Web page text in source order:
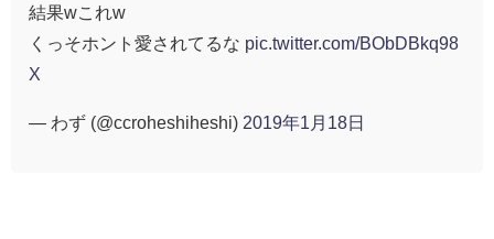
結果wこれw
くっそホント愛されてるな pic.twitter.com/BObDBkq98
X
— わず (@ccroheshiheshi) 2019年1月18日